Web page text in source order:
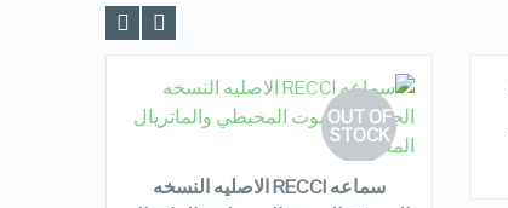
OUT OF
STOCK
READ MORE
سماعه RECCI الاصليه النسخه